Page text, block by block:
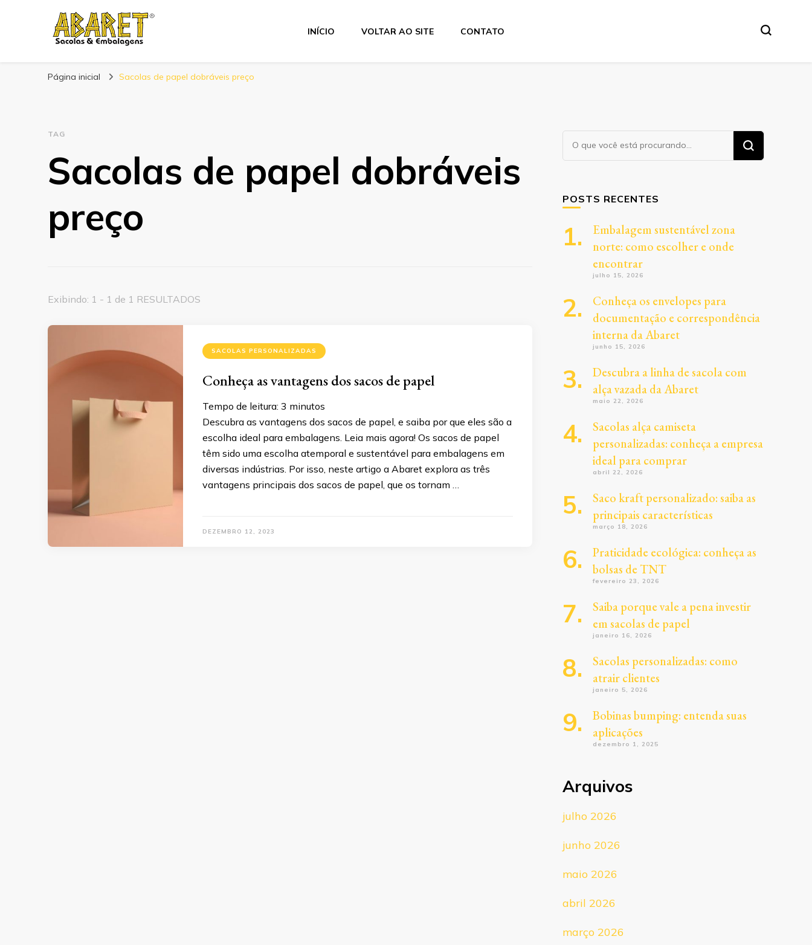
Abaret
INÍCIO VOLTAR AO SITE CONTATO
Página inicial Sacolas de papel dobráveis preço
TAG
Sacolas de papel dobráveis
preço
Exibindo: 1 - 1 de 1 RESULTADOS
SACOLAS PERSONALIZADAS
Conheça as vantagens dos sacos de papel
Tempo de leitura: 3 minutos
Descubra as vantagens dos sacos de papel, e saiba por que eles são a
escolha ideal para embalagens. Leia mais agora! Os sacos de papel
têm sido uma escolha atemporal e sustentável para embalagens em
diversas indústrias. Por isso, neste artigo a Abaret explora as três
vantagens principais dos sacos de papel, que os tornam …
DEZEMBRO 12, 2023
Procurando
algo?
POSTS RECENTES
Embalagem sustentável zona
norte: como escolher e onde
encontrar
julho 15, 2026
Conheça os envelopes para
documentação e correspondência
interna da Abaret
junho 15, 2026
Descubra a linha de sacola com
alça vazada da Abaret
maio 22, 2026
Sacolas alça camiseta
personalizadas: conheça a empresa
ideal para comprar
abril 22, 2026
Saco kraft personalizado: saiba as
principais características
março 18, 2026
Praticidade ecológica: conheça as
bolsas de TNT
fevereiro 23, 2026
Saiba porque vale a pena investir
em sacolas de papel
janeiro 16, 2026
Sacolas personalizadas: como
atrair clientes
janeiro 5, 2026
Bobinas bumping: entenda suas
aplicações
dezembro 1, 2025
Arquivos
julho 2026
junho 2026
maio 2026
abril 2026
março 2026